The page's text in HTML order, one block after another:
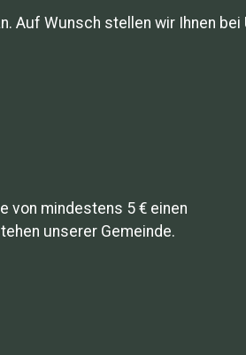
Auf Wunsch stellen wir Ihnen
von mindestens 5 € einen
unserer Gemeinde.